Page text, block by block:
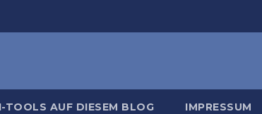
TOOLS AUF DIESEM BLOG IMPRESSUM